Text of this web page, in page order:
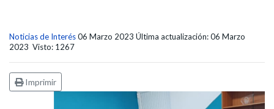
Noticias de Interés06 Marzo 2023 Última actualización: 06 Marzo
2023 Visto: 1267
Imprimir